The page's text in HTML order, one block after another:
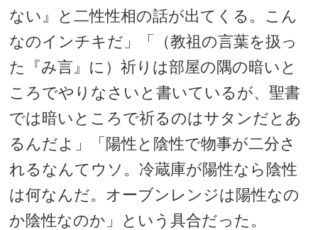
ない』と二性性相の話が出てくる。こん
なのインチキだ」「（教祖の言葉を扱っ
た『み言』に）祈りは部屋の隅の暗いと
ころでやりなさいと書いているが、聖書
では暗いところで祈るのはサタンだとあ
るんだよ」「陽性と陰性で物事が二分さ
れるなんてウソ。冷蔵庫が陽性なら陰性
は何なんだ。オーブンレンジは陽性なの
か陰性なのか」という具合だった。